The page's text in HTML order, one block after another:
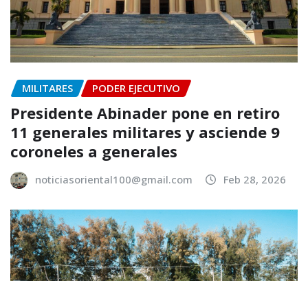
MILITARES PODER EJECUTIVO
Presidente Abinader pone en retiro
11 generales militares y asciende 9
coroneles a generales
noticiasoriental100@gmail.com Feb 28, 2026